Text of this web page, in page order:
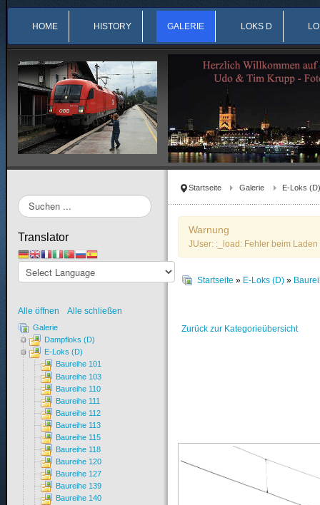
HOME HISTORY GALERIE LOKS D
Startseite Galerie E-Loks (D)
Warnung
JUser: :_load: Fehler beim
Startseite » E-Loks (D) »
Zurück zur Kategorieübersicht
Suchen
...
Translator
Alle öffnen Alle schließen
Galerie
Dampfloks (D)
E-Loks (D)
Baureihe 101
Baureihe 103
Baureihe 110
Baureihe 111
Baureihe 112
Baureihe 113
Baureihe 115
Baureihe 118
Baureihe 120
Baureihe 127
Baureihe 139
Baureihe 140